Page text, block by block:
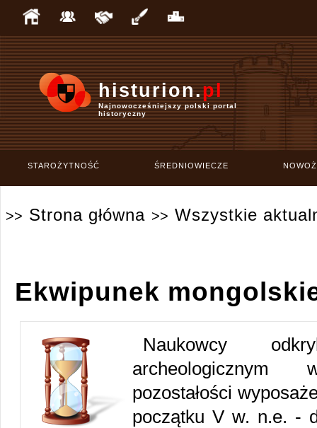
histurion.pl
Najnowocześniejszy polski portal
historyczny
STAROŻYTNOŚĆ ŚREDNIOWIECZE
>> Strona główna >> Wszystkie
Ekwipunek
Naukowcy
pozostałości
początku V w. n.e. -